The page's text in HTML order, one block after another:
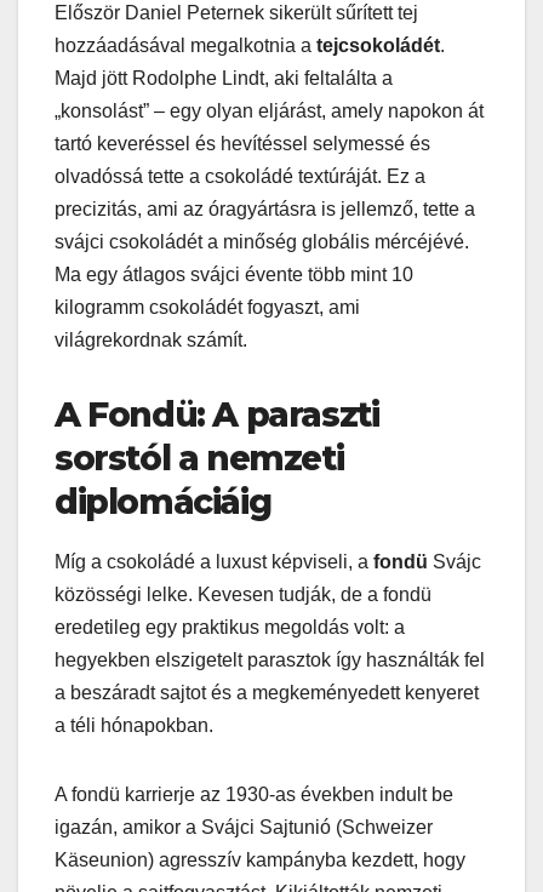
Először Daniel Peternek sikerült sűrített tej
hozzáadásával megalkotnia a tejcsokoládét.
Majd jött Rodolphe Lindt, aki feltalálta a
„konsolást” – egy olyan eljárást, amely napokon át
tartó keveréssel és hevítéssel selymessé és
olvadóssá tette a csokoládé textúráját. Ez a
precizitás, ami az óragyártásra is jellemző, tette a
svájci csokoládét a minőség globális mércéjévé.
Ma egy átlagos svájci évente több mint 10
kilogramm csokoládét fogyaszt, ami
világrekordnak számít.
A Fondü: A paraszti
sorstól a nemzeti
diplomáciáig
Míg a csokoládé a luxust képviseli, a fondü Svájc
közösségi lelke. Kevesen tudják, de a fondü
eredetileg egy praktikus megoldás volt: a
hegyekben elszigetelt parasztok így használták fel
a beszáradt sajtot és a megkeményedett kenyeret
a téli hónapokban.
A fondü karrierje az 1930-as években indult be
igazán, amikor a Svájci Sajtunió (Schweizer
Käseunion) agresszív kampányba kezdett, hogy